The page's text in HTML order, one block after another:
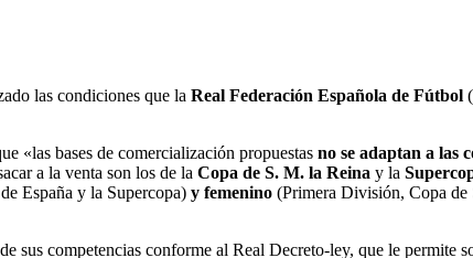
las condiciones que la Real Federación Española de Fútbol
«las bases de comercialización propuestas no se adaptan a las
a la venta son los de la Copa de S. M. la Reina y la
España y la Supercopa) y femenino (Primera División, Copa de
sus competencias conforme al Real Decreto-ley, que le permite